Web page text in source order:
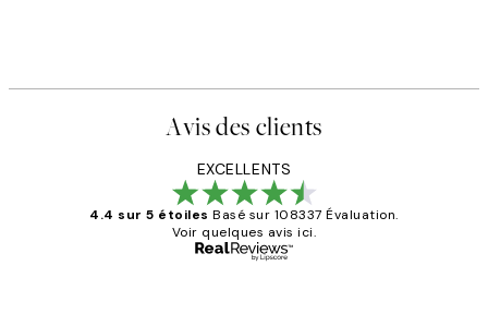
Avis des clients
EXCELLENTS
4.4 sur 5 étoiles Basé sur 108337 Évaluation.
Voir quelques avis ici.